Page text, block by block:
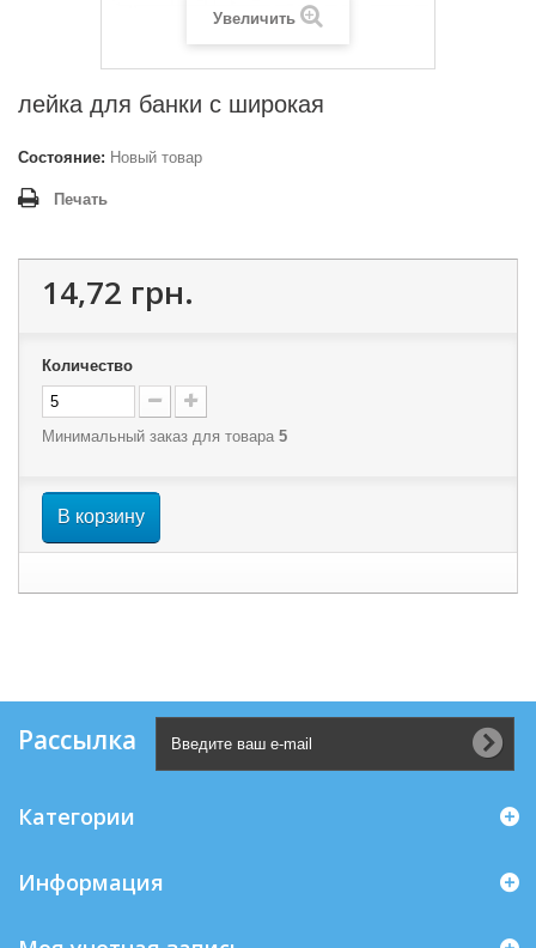
Увеличить
лейка для банки с широкая
Состояние: Новый товар
Печать
14,72 грн.
Количество
Минимальный заказ для товара 5
В корзину
Рассылка
Категории
Информация